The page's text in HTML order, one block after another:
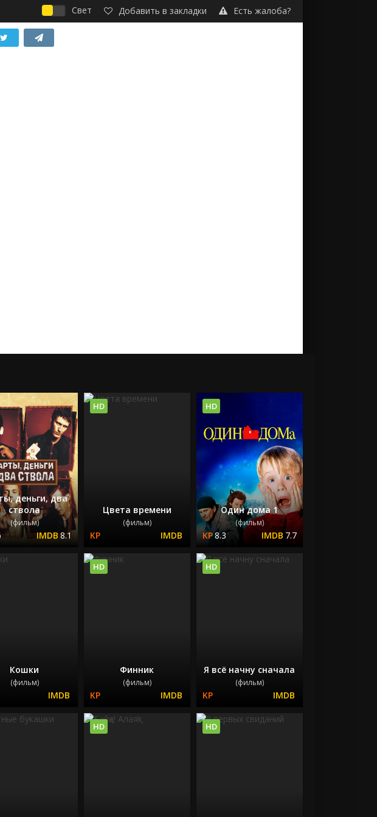
Свет Добавить в закладки Есть жалоба?
деньги, два
ствола
(фильм)
8.1
Цвета времени
(фильм)
HD
Один дома 1
(фильм)
8.3 7.7
HD
Кошки
(фильм)
Финник
(фильм)
HD
Я всё начну сначала
(фильм)
HD
HD HD